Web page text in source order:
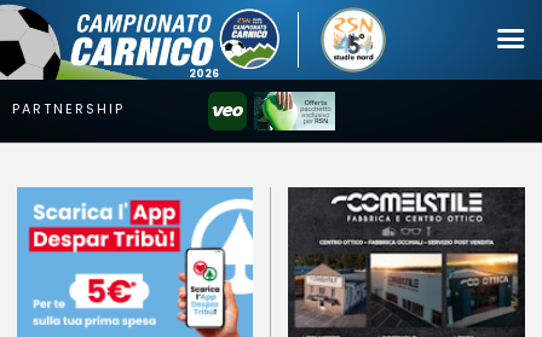
Coppa
Squadre
Calendari